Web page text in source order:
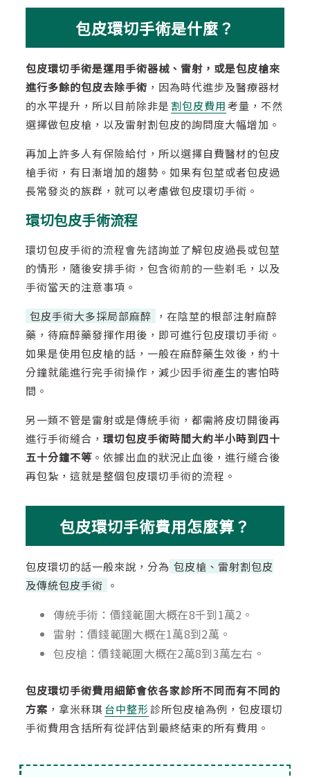
包皮環切手術是什麼？
包皮環切手術是運用手術器械、雷射，或是包皮槍來
進行多餘的包皮去除手術 ，因為時代進步及醫療器材
的水平提升，所以目前除非是 割包皮費用 考量，不然
選擇做包皮槍，以及雷射割包皮的詢問度大幅增加。
再加上許多人有保險給付，所以選擇自費醫材的包皮
槍手術，有日漸增加的趨勢。如果有包莖或者包皮過
長常發炎的族群，就可以考慮做包皮環切手術。
環切包皮手術流程
環切包皮手術的流程會先諮詢並了解包皮過長或包莖
的情形，隨後安排手術，包含術前的一些剃毛，以及
手術當天的注意事項。
包皮手術大多採局部麻醉
，在陰莖的根部注射麻醉
藥，待麻醉藥發揮作用後，即可進行包皮環切手術。
如果是使用包皮槍的話，一般在麻醉藥生效後，約十
分鐘就能進行完手術操作，減少因手術產生的害怕時
間。
另一類不管是雷射或是傳統手術，都需將皮切開後再
進行手術縫合，環切包皮手術時間大約半小時到四十
五十分鐘不等 。依據出血的狀況止血後，進行縫合後
再包紮，這就是整個包皮環切手術的流程。
包皮環切手術費用怎麼算？
包皮環切的話一般來說，分為 包皮槍、雷射割包皮
及傳統包皮手術 。
傳統手術：價錢範圍大概在8千到1萬2。
雷射：價錢範圍大概在1萬8到2萬。
包皮槍：價錢範圍大概在2萬8到3萬左右。
包皮環切手術費用細節會依各家診所不同而有不同的
方案 ，拿米秝琪 台中整形診所包皮槍為例，包皮環切
手術費用含括所有從評估到最終結束的所有費用。